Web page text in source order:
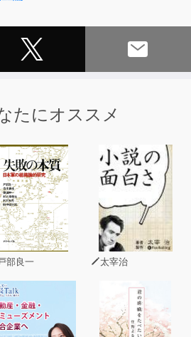
たにオススメ
部良一 太宰治